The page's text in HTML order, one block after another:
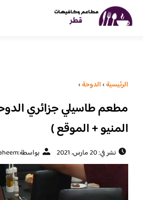
الرئيسية›الدوحة›
مطعم طاسيلي جزائري
المنيو + الموقع )
نشر في: 20 مارس، 2021 بواسطة: